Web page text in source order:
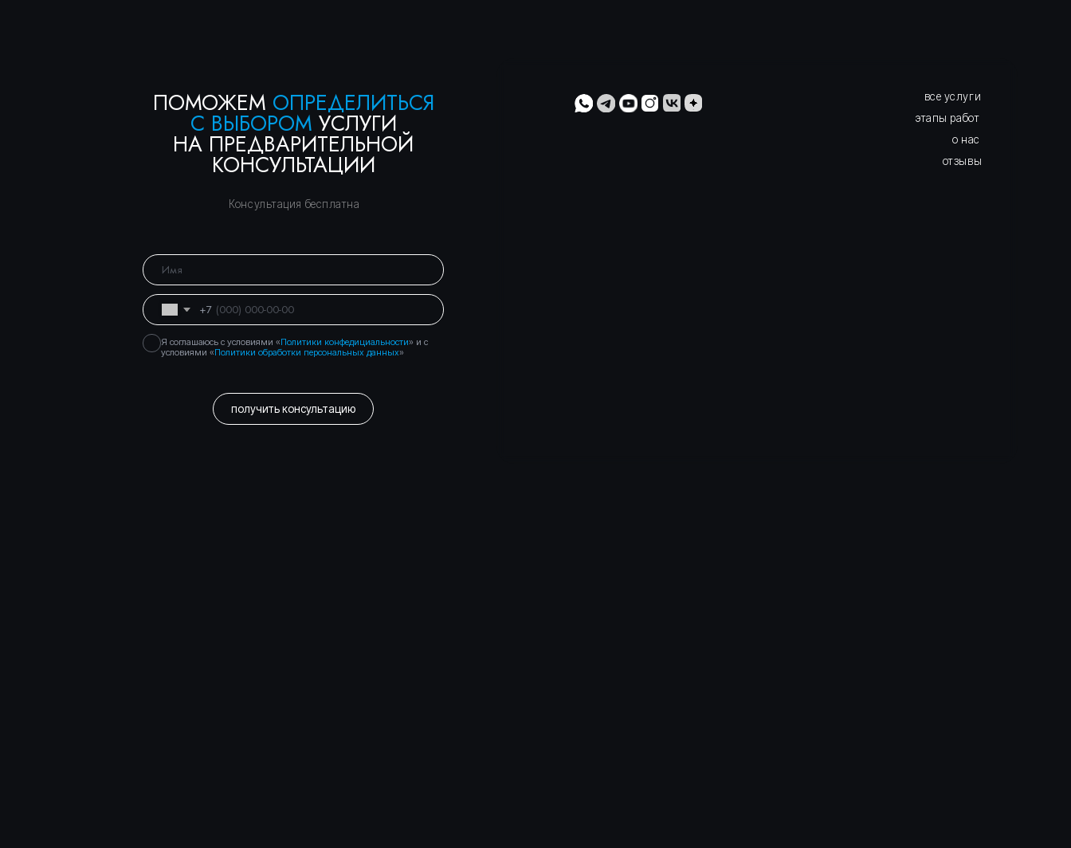
условиями «Политики обработки персональных данных »
получить консультацию
Банкротство физических лиц в Москве